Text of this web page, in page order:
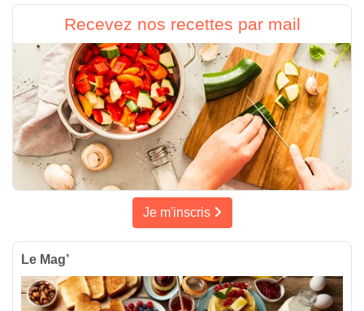
Recevez nos recettes par mail
Je m'inscris
Le Mag’